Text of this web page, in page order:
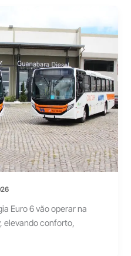
Euro 6 vão operar na
elevando conforto,